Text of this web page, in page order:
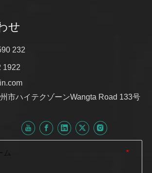
せ
232
1922
市ハイテクゾーンWangta Road 133号
*